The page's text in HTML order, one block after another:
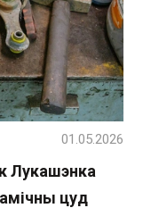
Лукашэнка
цуд
01.05.2026